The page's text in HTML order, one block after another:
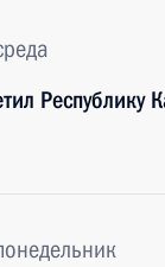
Республику